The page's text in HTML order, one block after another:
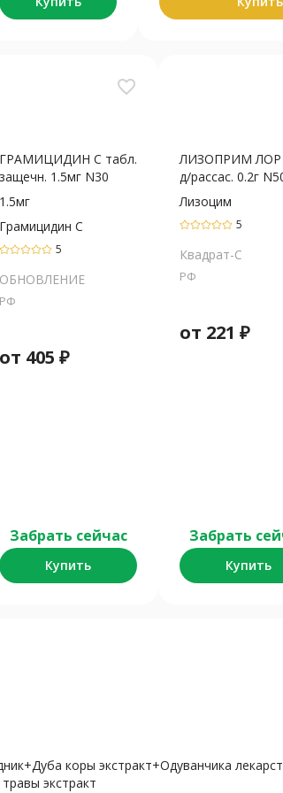
favorite_border
ГРАМИЦИДИН С табл.
защечн. 1.5мг N30
1.5мг
Грамицидин С
5
ОБНОВЛЕНИЕ
РФ
от 405 ₽
Забрать сейчас
Купить
ЛИЗОПРИМ ЛОР
д/рассас. 0.2г
Лизоцим
5
Квадрат-С
РФ
от 221 ₽
Забрать
Купить
коры экстракт+Одуванчика
экстракт